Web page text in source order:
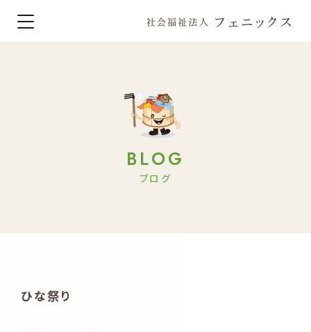
BLOG
ブログ
ひな祭り